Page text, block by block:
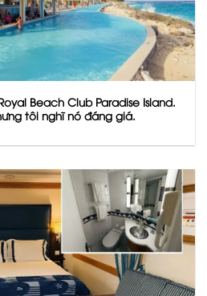
Beach Club Paradise Island.
tôi nghĩ nó đáng giá.